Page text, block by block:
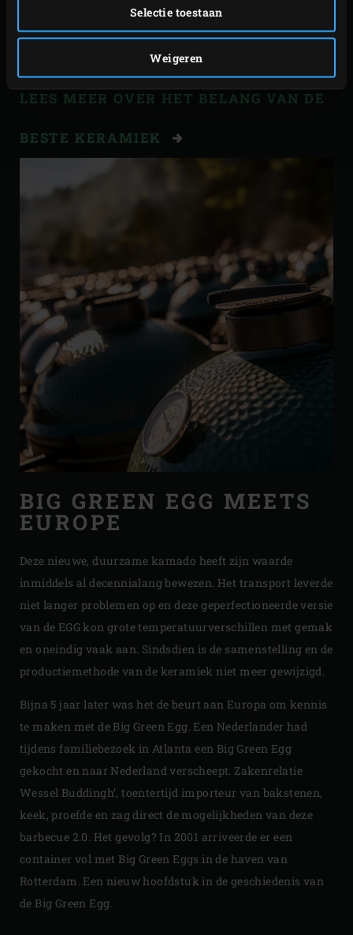
Selectie toestaan
Weigeren
worden. Vanaf dat moment werden de EGGs ook voorzien
van een solide porseleinglazuur. Halverwege de jaren ’90
was de real Big Green Egg een feit!
LEES MEER OVER HET BELANG VAN DE
BESTE KERAMIEK
BIG GREEN EGG MEETS
EUROPE
Deze nieuwe, duurzame kamado heeft zijn waarde
inmiddels al decennialang bewezen. Het transport leverde
niet langer problemen op en deze geperfectioneerde versie
van de EGG kon grote temperatuurverschillen met gemak
en oneindig vaak aan. Sindsdien is de samenstelling en de
productiemethode van de keramiek niet meer gewijzigd.
Bijna 5 jaar later was het de beurt aan Europa om kennis
te maken met de Big Green Egg. Een Nederlander had
tijdens familiebezoek in Atlanta een Big Green Egg
gekocht en naar Nederland verscheept. Zakenrelatie
Wessel Buddingh’, toentertijd importeur van bakstenen,
keek, proefde en zag direct de mogelijkheden van deze
barbecue 2.0. Het gevolg? In 2001 arriveerde er een
container vol met Big Green Eggs in de haven van
Rotterdam. Een nieuw hoofdstuk in de geschiedenis van
de Big Green Egg.